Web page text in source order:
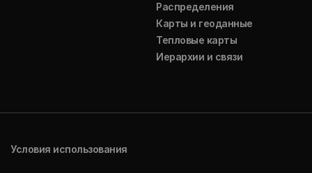
Распределения
Карты и геоданные
Тепловые карты
Иерархии и связи
Условия использования